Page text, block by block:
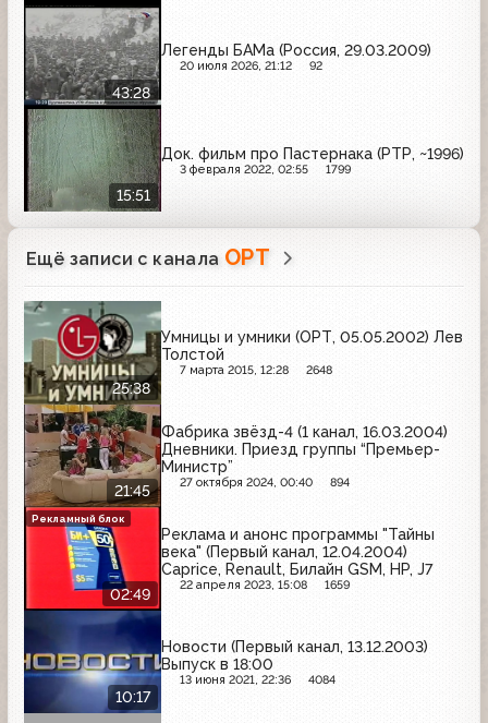
43:28
Легенды БАМа (Россия, 29.03.2009)
20 июля 2026, 21:12 92
15:51
Док. фильм про Пастернака (РТР, ~1996)
3 февраля 2022, 02:55 1799
Ещё записи с канала ОРТ
25:38
Умницы и умники (ОРТ, 05.05.2002) Лев
Толстой
7 марта 2015, 12:28 2648
21:45
Фабрика звёзд-4 (1 канал, 16.03.2004)
Дневники. Приезд группы “Премьер-
Министр”
27 октября 2024, 00:40 894
02:49
Реклама и анонс программы "Тайны
века" (Первый канал, 12.04.2004)
Caprice, Renault, Билайн GSM, HP, J7
22 апреля 2023, 15:08 1659
Рекламный блок
10:17
Новости (Первый канал, 13.12.2003)
Выпуск в 18:00
13 июня 2021, 22:36 4084